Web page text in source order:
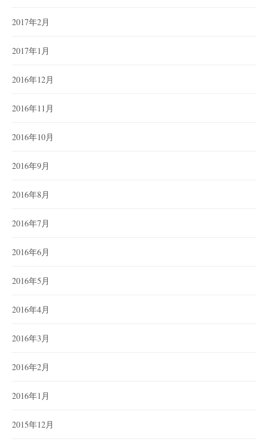
2017年2月
2017年1月
2016年12月
2016年11月
2016年10月
2016年9月
2016年8月
2016年7月
2016年6月
2016年5月
2016年4月
2016年3月
2016年2月
2016年1月
2015年12月